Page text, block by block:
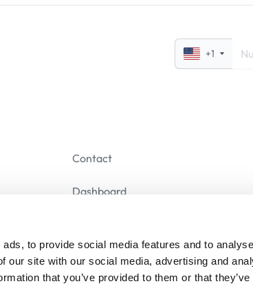
to provide social media features and to
our site with our social media, advertising and
that you’ve provided to them or that
+1
Contact
Dashboard